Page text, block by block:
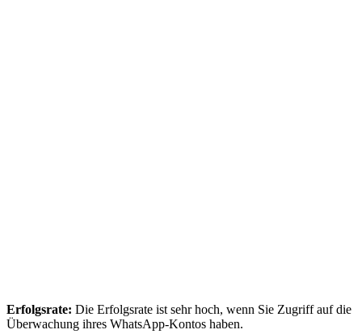
Erfolgsrate: Die Erfolgsrate ist sehr hoch, wenn Sie Zugriff auf die
Überwachung ihres WhatsApp-Kontos haben.